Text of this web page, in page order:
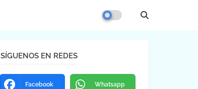
SÍGUENOS EN REDES
Facebook Whatsapp